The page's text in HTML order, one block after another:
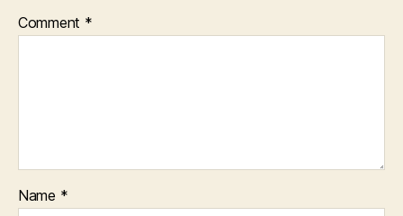
Comment *
Name *